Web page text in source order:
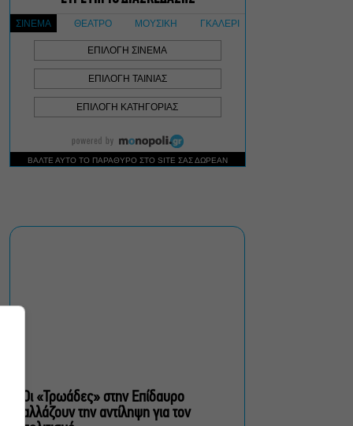
τηλεοπτική προβολή η
σειρά φαινόμενο του
Σωτήρη Τσαφούλια
Ρωγμές: Η σόλο
χοροθεατρική
Χριστίνας Κυριαζίδη στο
Δημοτικό Θέατρο Πειραιά
Σπηλιόπουλου στην
Οι «Τρωάδες» στην Επίδαυρο
αλλάζουν την αντίληψη για τον